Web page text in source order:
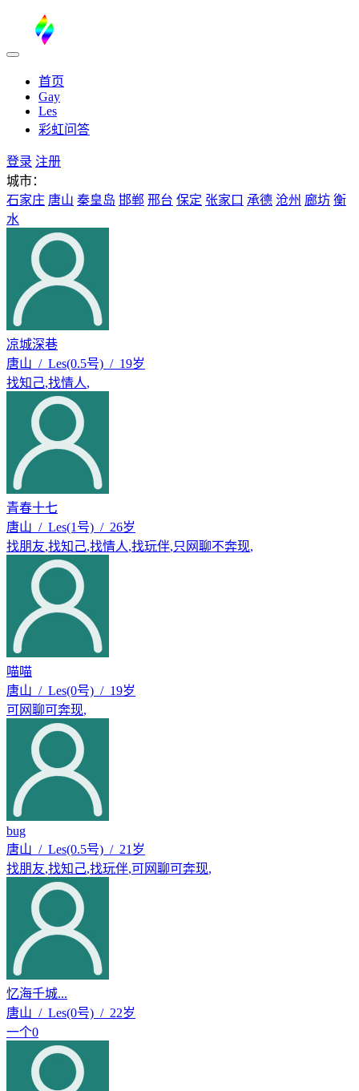
首页
Gay
Les
彩虹问答
登录 注册
城市：
石家庄 唐山 秦皇岛 邯郸 邢台 保定 张家口 承德 沧州 廊坊 衡
水
凉城深巷
唐山 / Les(0.5号) / 19岁
找知己,找情人,
青春十七
唐山 / Les(1号) / 26岁
找朋友,找知己,找情人,找玩伴,只网聊不奔现,
喵喵
唐山 / Les(0号) / 19岁
可网聊可奔现,
bug
唐山 / Les(0.5号) / 21岁
找朋友,找知己,找玩伴,可网聊可奔现,
忆海千城...
唐山 / Les(0号) / 22岁
一个0